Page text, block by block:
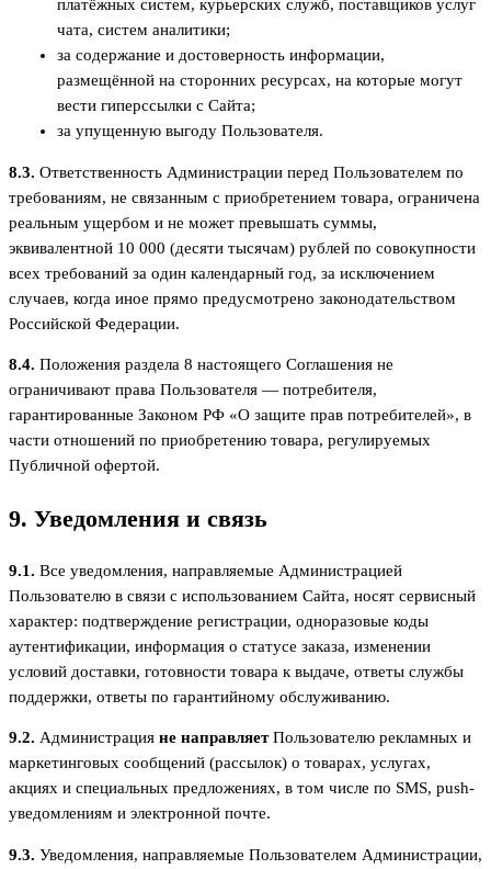
платёжных систем, курьерских служб, поставщиков услуг
чата, систем аналитики;
за содержание и достоверность информации,
размещённой на сторонних ресурсах, на которые могут
вести гиперссылки с Сайта;
за упущенную выгоду Пользователя.
8.3. Ответственность Администрации перед Пользователем по
требованиям, не связанным с приобретением товара, ограничена
реальным ущербом и не может превышать суммы,
эквивалентной 10 000 (десяти тысячам) рублей по совокупности
всех требований за один календарный год, за исключением
случаев, когда иное прямо предусмотрено законодательством
Российской Федерации.
8.4. Положения раздела 8 настоящего Соглашения не
ограничивают права Пользователя — потребителя,
гарантированные Законом РФ «О защите прав потребителей», в
части отношений по приобретению товара, регулируемых
Публичной офертой.
9. Уведомления и связь
9.1. Все уведомления, направляемые Администрацией
Пользователю в связи с использованием Сайта, носят сервисный
характер: подтверждение регистрации, одноразовые коды
аутентификации, информация о статусе заказа, изменении
условий доставки, готовности товара к выдаче, ответы службы
поддержки, ответы по гарантийному обслуживанию.
9.2. Администрация не направляетПользователю рекламных и
маркетинговых сообщений (рассылок) о товарах, услугах,
акциях и специальных предложениях, в том числе по SMS, push-
уведомлениям и электронной почте.
9.3. Уведомления, направляемые Пользователем Администрации,